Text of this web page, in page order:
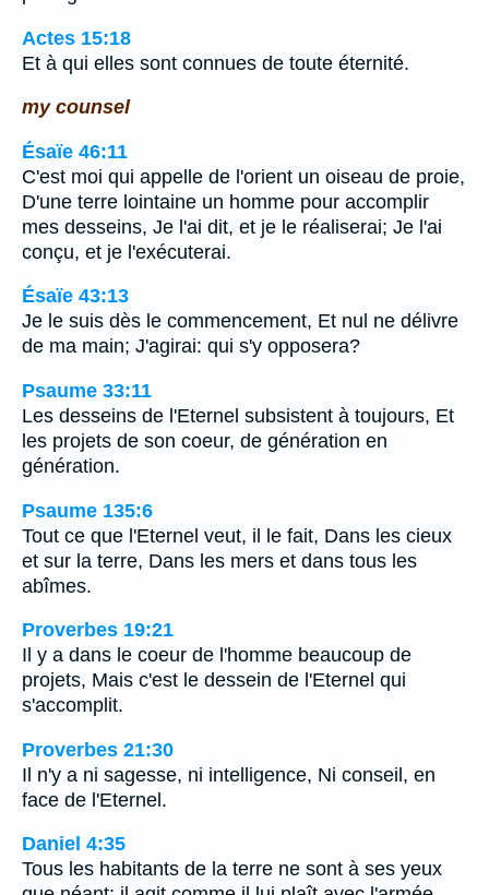
Actes 15:18
Et à qui elles sont connues de toute éternité.
my counsel
Ésaïe 46:11
C'est moi qui appelle de l'orient un oiseau de proie,
D'une terre lointaine un homme pour accomplir
mes desseins, Je l'ai dit, et je le réaliserai; Je l'ai
conçu, et je l'exécuterai.
Ésaïe 43:13
Je le suis dès le commencement, Et nul ne délivre
de ma main; J'agirai: qui s'y opposera?
Psaume 33:11
Les desseins de l'Eternel subsistent à toujours, Et
les projets de son coeur, de génération en
génération.
Psaume 135:6
Tout ce que l'Eternel veut, il le fait, Dans les cieux
et sur la terre, Dans les mers et dans tous les
abîmes.
Proverbes 19:21
Il y a dans le coeur de l'homme beaucoup de
projets, Mais c'est le dessein de l'Eternel qui
s'accomplit.
Proverbes 21:30
Il n'y a ni sagesse, ni intelligence, Ni conseil, en
face de l'Eternel.
Daniel 4:35
Tous les habitants de la terre ne sont à ses yeux